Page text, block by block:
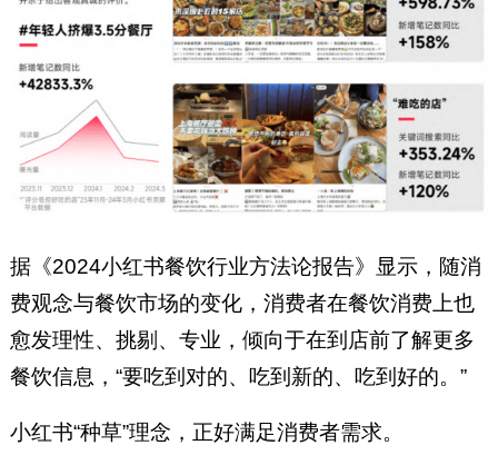
据《2024小红书餐饮行业方法论报告》显示，随消
费观念与餐饮市场的变化，消费者在餐饮消费上也
愈发理性、挑剔、专业，倾向于在到店前了解更多
餐饮信息，“要吃到对的、吃到新的、吃到好的。”
小红书“种草”理念，正好满足消费者需求。